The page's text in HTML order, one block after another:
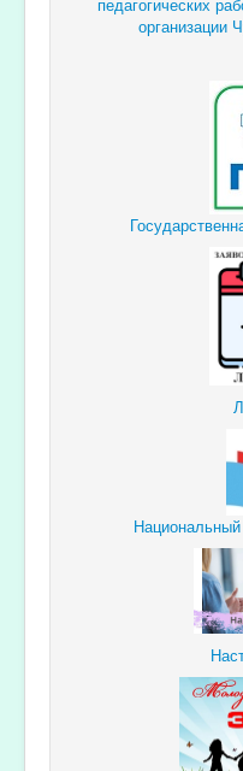
организации